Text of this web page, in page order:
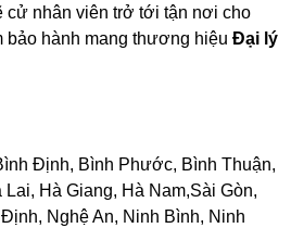
cử nhân viên trở tới tận nơi cho
bảo hành mang thương hiệu Đại lý
Định, Bình Phước, Bình Thuận,
Hà Giang, Hà Nam,Sài Gòn,
Nghệ An, Ninh Bình, Ninh